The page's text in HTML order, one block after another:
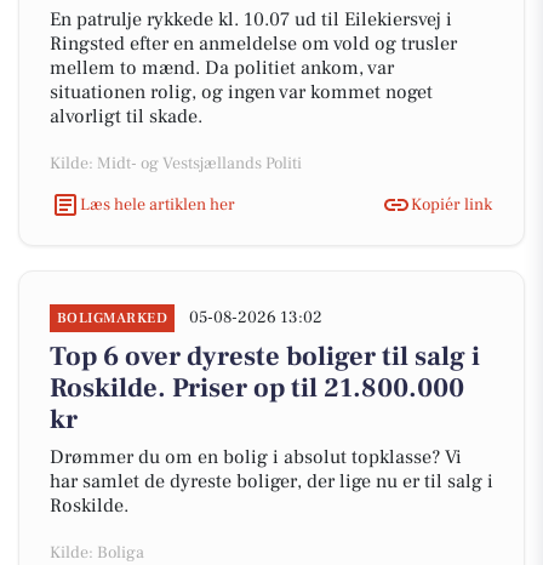
En patrulje rykkede kl. 10.07 ud til Eilekiersvej i
Ringsted efter en anmeldelse om vold og trusler
mellem to mænd. Da politiet ankom, var
situationen rolig, og ingen var kommet noget
alvorligt til skade.
Kilde: Midt- og Vestsjællands Politi
Læs hele artiklen her
Kopiér link
BOLIGMARKED 05-08-2026 13:02
Top 6 over dyreste boliger til salg i
Roskilde. Priser op til 21.800.000
kr
Drømmer du om en bolig i absolut topklasse? Vi
har samlet de dyreste boliger, der lige nu er til salg i
Roskilde.
Kilde: Boliga